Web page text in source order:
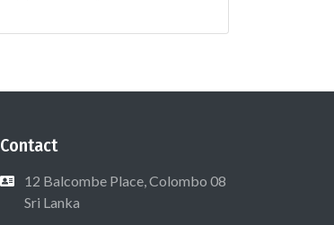
Contact
12 Balcombe Place, Colombo 08
Sri Lanka